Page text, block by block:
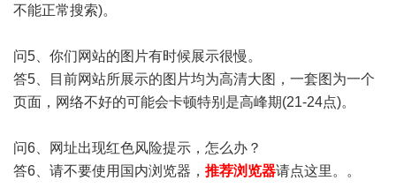
不能正常搜索)。
问5、你们网站的图片有时候展示很慢。
答5、目前网站所展示的图片均为高清大图，一套图为一个
页面，网络不好的可能会卡顿特别是高峰期(21-24点)。
问6、网址出现红色风险提示，怎么办？
答6、请不要使用国内浏览器， 推荐浏览器请点这里。。